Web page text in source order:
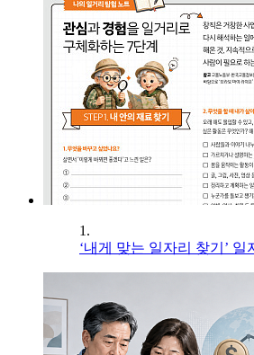
1.
‘내게 맞는 일자리 찾기’ 일